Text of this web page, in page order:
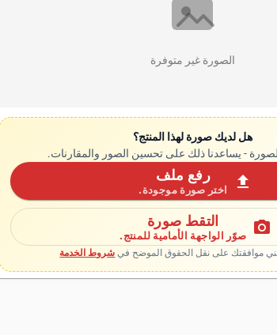
الصورة غير متوفرة
هل لديك صورة لهذا المنتج؟
- يساعدنا ذلك على تحسين الصور والمقارنات.
upload رفع ملف
اختر صورة موجودة.
photo_camera التقط صورة
صوّر الواجهة الأمامية للمنتج.
موافقتك على نقل الحقوق الموضح في شروط الخدمة